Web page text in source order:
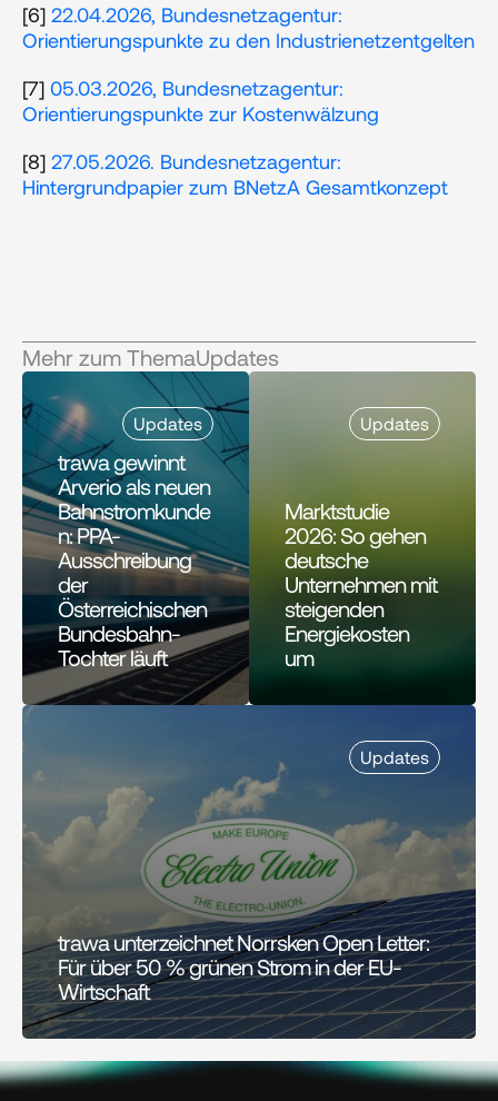
[6] 22.04.2026, Bundesnetzagentur:
Orientierungspunkte zu den Industrienetzentgelten
[7] 05.03.2026, Bundesnetzagentur:
Orientierungspunkte zur Kostenwälzung
[8] 27.05.2026. Bundesnetzagentur:
Hintergrundpapier zum BNetzA Gesamtkonzept
Mehr zum ThemaUpdates
Updates
trawa gewinnt
Arverio als neuen
Bahnstromkunde
n: PPA-
Ausschreibung
der
Österreichischen
Bundesbahn-
Tochter läuft
Updates
Marktstudie
2026: So gehen
deutsche
Unternehmen mit
steigenden
Energiekosten
um
Updates
trawa unterzeichnet Norrsken Open Letter:
Für über 50 % grünen Strom in der EU-
Wirtschaft